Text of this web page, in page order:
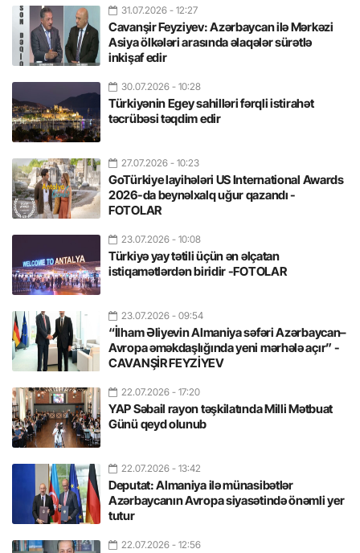
31.07.2026 - 12:27
Cavanşir Feyziyev: Azərbaycan ilə Mərkəzi
Asiya ölkələri arasında əlaqələr sürətlə
inkişaf edir
30.07.2026 - 10:28
Türkiyənin Egey sahilləri fərqli istirahət
təcrübəsi təqdim edir
27.07.2026 - 10:23
GoTürkiye layihələri US International Awards
2026-da beynəlxalq uğur qazandı -
FOTOLAR
23.07.2026 - 10:08
Türkiyə yay tətili üçün ən əlçatan
istiqamətlərdən biridir -FOTOLAR
23.07.2026 - 09:54
“İlham Əliyevin Almaniya səfəri Azərbaycan–
Avropa əməkdaşlığında yeni mərhələ açır” -
CAVANŞİR FEYZİYEV
22.07.2026 - 17:20
YAP Səbail rayon təşkilatında Milli Mətbuat
Günü qeyd olunub
22.07.2026 - 13:42
Deputat: Almaniya ilə münasibətlər
Azərbaycanın Avropa siyasətində önəmli yer
tutur
22.07.2026 - 12:56